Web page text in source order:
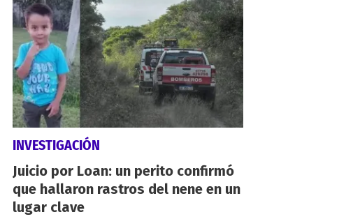
INVESTIGACIÓN
Juicio por Loan: un perito confirmó
que hallaron rastros del nene en un
lugar clave